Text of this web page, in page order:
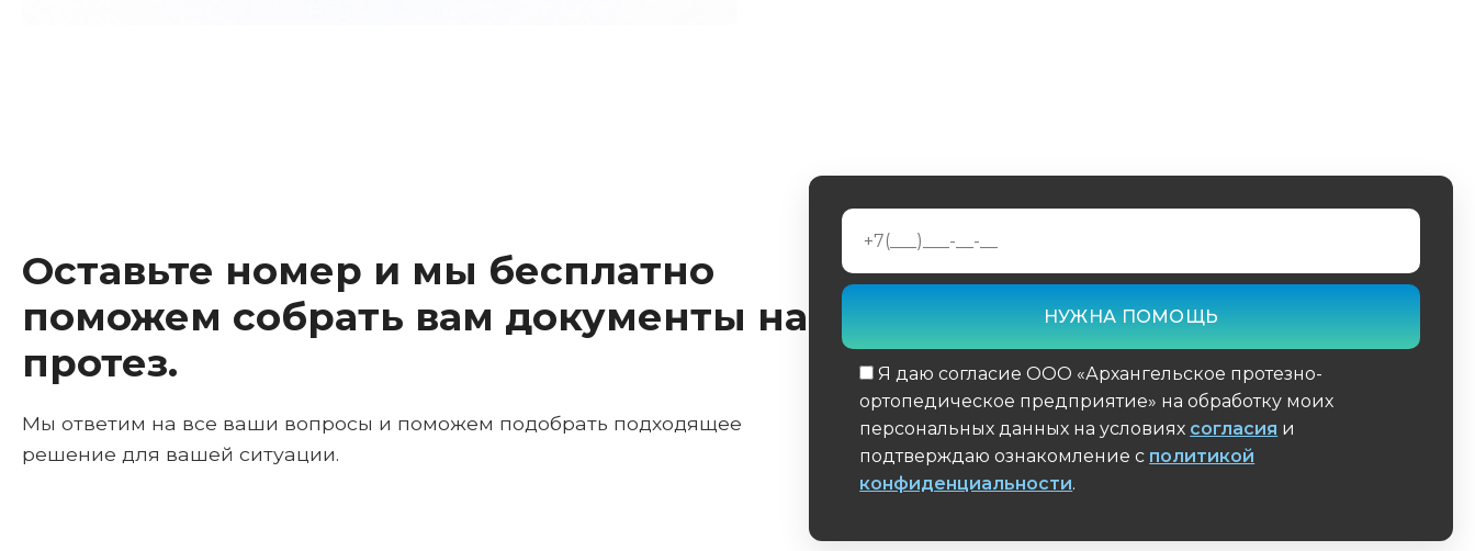
Оставьте номер и мы бесплатно
поможем собрать вам документы на
протез.
Мы ответим на все ваши вопросы и поможем подобрать подходящее
решение для вашей ситуации.
Я даю согласие ООО «Архангельское протезно-
ортопедическое предприятие» на обработку моих
персональных данных на условиях согласия и
подтверждаю ознакомление с политикой
конфиденциальности.